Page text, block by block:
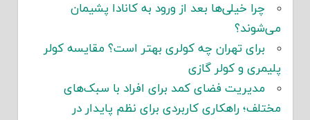
چرا خیلی‌ها بعد از ورود به کانادا پشیمان
می‌شوند؟
برای تهران چه کولری بهتر است؟ مقایسه کولر
پلیمری و کولر گازی
مدیریت فضای کمد برای افراد با سبک‌های
مختلف؛ راهکاری کاربردی برای نظم پایدار در